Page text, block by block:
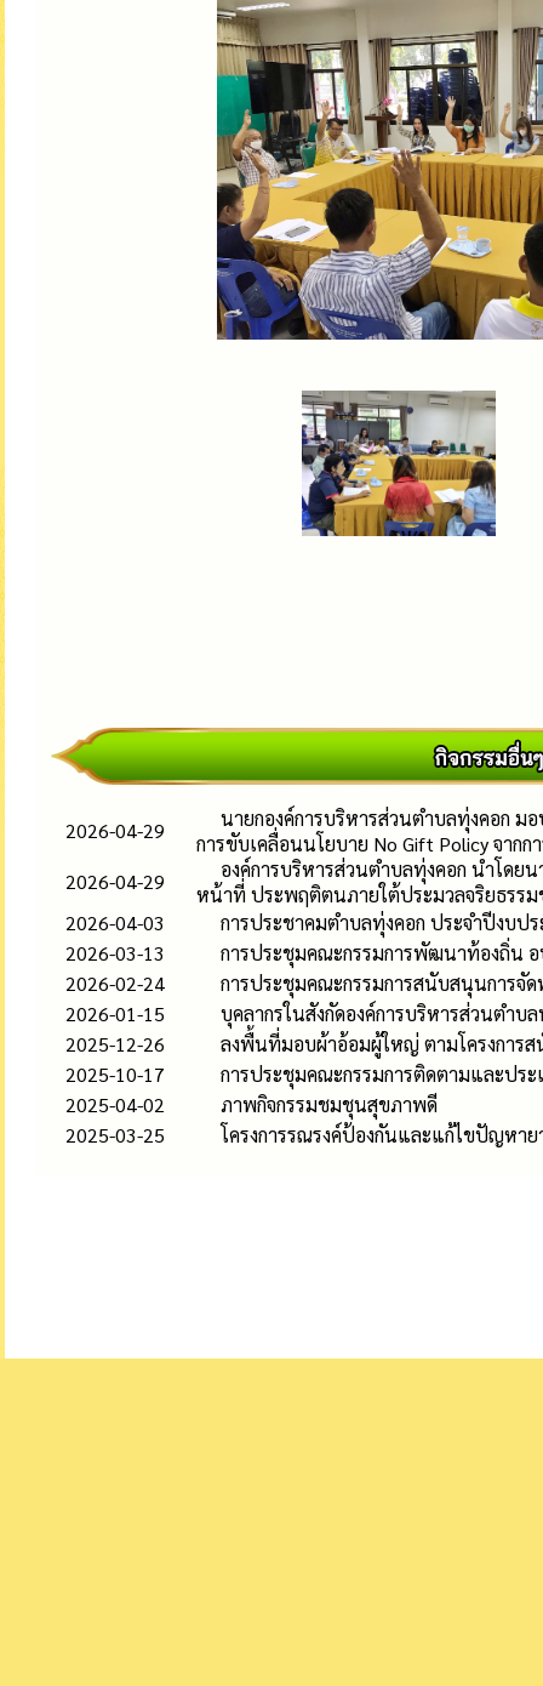
2026-04-29
นายกองค์การบริหารส่วนตำบลทุ่งคอก ม
การขับเคลื่อนนโยบาย No Gift Policy จาก
2026-04-29
องค์การบริหารส่วนตำบลทุ่งคอก นำโดย
หน้าที่ ประพฤติตนภายใต้ประมวลจริยธรร
2026-04-03
การประชาคมตำบลทุ่งคอก ประจำปีงบป
2026-03-13
การประชุมคณะกรรมการพัฒนาท้องถิ่น
2026-02-24
การประชุมคณะกรรมการสนับสนุนการ
2026-01-15
บุคลากรในสังกัดองค์การบริหารส่วนตำ
2025-12-26
ลงพื้นที่มอบผ้าอ้อมผู้ใหญ่ ตามโครงการ
2025-10-17
การประชุมคณะกรรมการติดตามและป
2025-04-02
ภาพกิจกรรมชมชุนสุขภาพดี
2025-03-25
โครงการรณรงค์ป้องกันและแก้ไขปัญหาย